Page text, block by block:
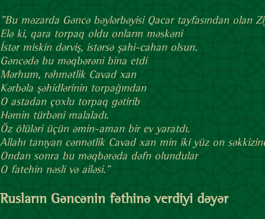
"Bu məzarda Gəncə bəylərbəyisi Qacar tayfasından olan
Elə ki, qara torpaq oldu onların məskəni
İstər miskin dərviş, istərsə şahi-cahan olsun.
Gəncədə bu məqbərəni bina etdi
Mərhum, rəhmətlik Cavad xan
Kərbəla şəhidlərinin torpağından
O astadan çoxlu torpaq gətirib
Həmin türbəni malaladı.
Öz ölüləri üçün əmin-aman bir ev yaratdı.
Allahı tanıyan cənnətlik Cavad xan min iki yüz on
Ondan sonra bu məqbərəda dəfn olundular
O fatehin nəsli və ailəsi."
Rusların Gəncənin fəthinə verdiyi dəyər